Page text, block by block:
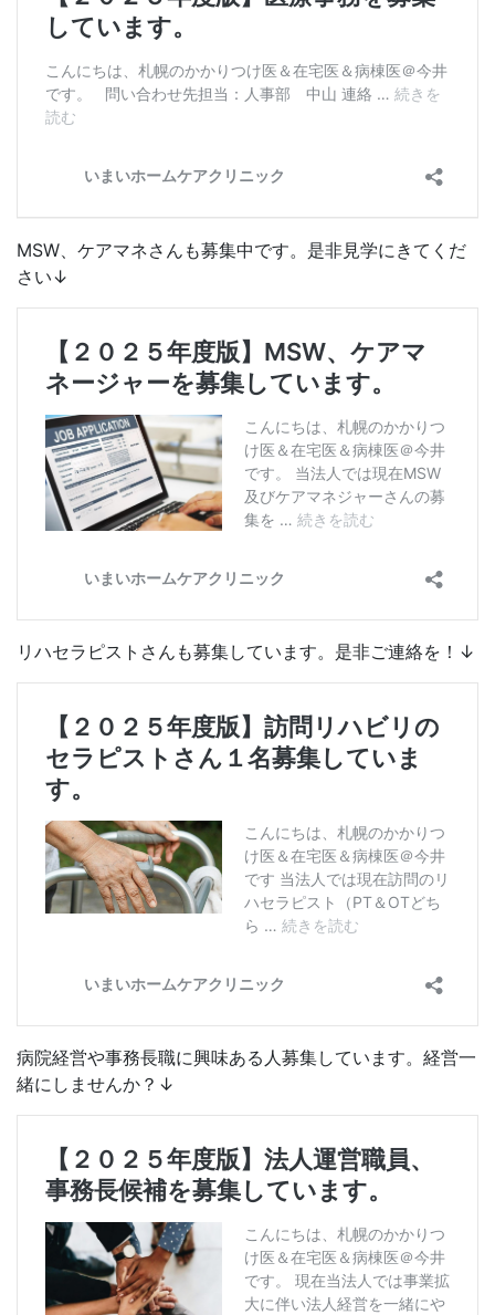
MSW、ケアマネさんも募集中です。是非見学にきてくだ
さい↓
リハセラピストさんも募集しています。是非ご連絡を！↓
病院経営や事務長職に興味ある人募集しています。経営一
緒にしませんか？↓